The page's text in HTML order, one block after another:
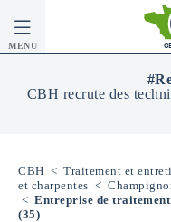
MENU
CBH recrute des
CBH < Traitement et
et charpentes <
< Entreprise de
(35)